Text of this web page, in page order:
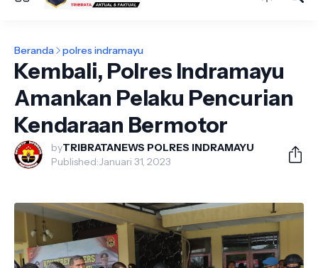
Beranda polres indramayu
Kembali, Polres Indramayu
Amankan Pelaku Pencurian
Kendaraan Bermotor
byTRIBRATANEWS POLRES INDRAMAYU
Published:Januari 31, 2023